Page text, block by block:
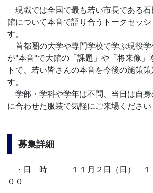
現職では全国で最も若い市長である石
館について本音で語り合うトークセッシ
す。
首都圏の大学や専門学校で学ぶ現役
が"本音"で大館の「課題」や「将来像」
トで、若い皆さんの本音を今後の施策
す。
学部・学科や学年は不問、当日は自
に合わせた服装で気軽にご来場ください
募集詳細
・日 時 １１月２日（日） １７
００